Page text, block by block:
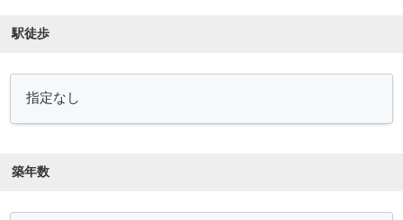
駅徒歩
築年数